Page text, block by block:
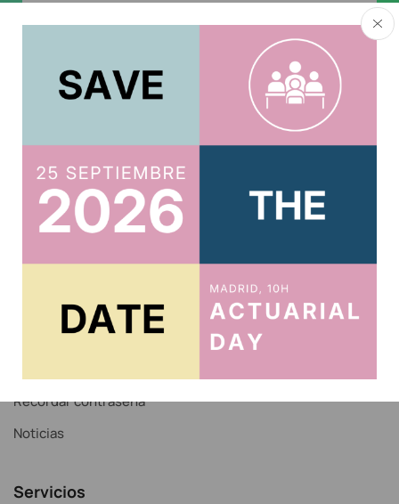
Acreditar CPD 2025
Acceso al Área Privada
Recordar contraseña
Noticias
Servicios